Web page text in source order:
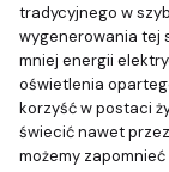
tradycyjnego w
wygenerowania tej
mniej energii
oświetlenia
korzyść w postaci
świecić nawet
możemy